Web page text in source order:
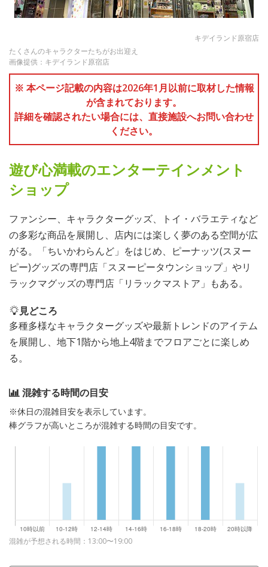
キデイランド原宿店
たくさんのキャラクターたちがお出迎え
画像提供：キデイランド原宿店
※ 本ページ記載の内容は2026年1月以前に取材した情報
が含まれております。
詳細を確認されたい場合には、直接施設へお問い合わせ
ください。
遊び心満載のエンターテインメント
ショップ
ファンシー、キャラクターグッズ、トイ・バラエティなど
の多彩な商品を展開し、店内には楽しく夢のある空間が広
がる。「ちいかわらんど」をはじめ、ピーナッツ(スヌー
ピー)グッズの専門店「スヌーピータウンショップ」やリ
ラックマグッズの専門店「リラックマストア」もある。
見どころ
多種多様なキャラクターグッズや最新トレンドのアイテム
を展開し、地下1階から地上4階までフロアごとに楽しめ
る。
混雑する時間の目安
※休日の混雑目安を表示しています。
棒グラフが高いところが混雑する時間の目安です。
混雑が予想される時間：13:00〜19:00